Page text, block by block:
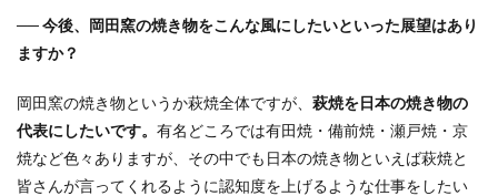
── 今後、岡田窯の焼き物をこんな風にしたいといった展望はあり
ますか？
岡田窯の焼き物というか萩焼全体ですが、 萩焼を日本の焼き物の
代表にしたいです。 有名どころでは有田焼・備前焼・瀬戸焼・京
焼など色々ありますが、その中でも日本の焼き物といえば萩焼と
皆さんが言ってくれるように認知度を上げるような仕事をしたい